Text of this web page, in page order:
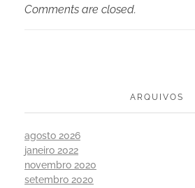
Comments are closed.
ARQUIVOS
agosto 2026
janeiro 2022
novembro 2020
setembro 2020